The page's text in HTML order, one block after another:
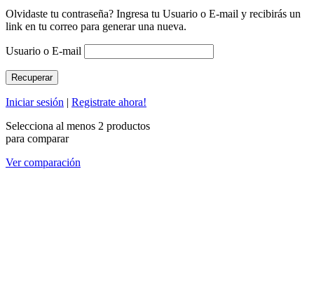
Olvidaste tu contraseña? Ingresa tu Usuario o E-mail y recibirás un
link en tu correo para generar una nueva.
Usuario o E-mail
Iniciar sesión | Registrate ahora!
Selecciona al menos 2 productos
para comparar
Ver comparación